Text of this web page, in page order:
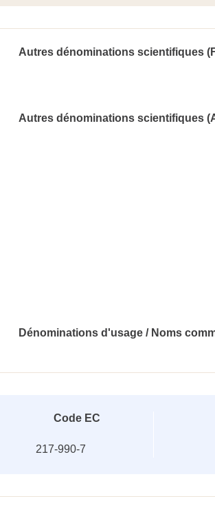
Autres dénominations scientifiques
Autres dénominations scientifiques
Dénominations d'usage / Noms
Code EC
217-990-7